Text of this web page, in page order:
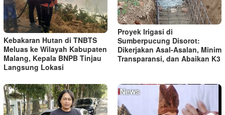
Kebakaran Hutan di TNBTS
Meluas ke Wilayah Kabupaten
Malang, Kepala BNPB Tinjau
Langsung Lokasi
Proyek Irigasi di
Sumberpucung Disorot:
Dikerjakan Asal-Asalan, Minim
Transparansi, dan Abaikan K3